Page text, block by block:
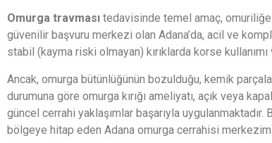
Omurga travması tedavisinde temel amaç, omuriliğe
güvenilir başvuru merkezi olan Adana’da, acil ve
stabil (kayma riski olmayan) kırıklarda korse
Ancak, omurga bütünlüğünün bozulduğu, kemik
durumuna göre omurga kırığı ameliyatı, açık veya
güncel cerrahi yaklaşımlar başarıyla
bölgeye hitap eden Adana omurga cerrahisi